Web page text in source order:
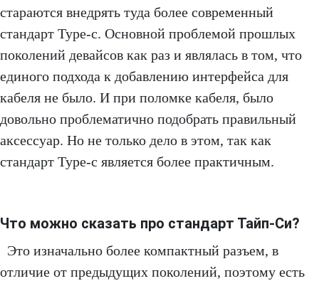
стараются внедрять туда более современный
стандарт Type-c. Основной проблемой прошлых
поколений девайсов как раз и являлась в том, что
единого подхода к добавлению интерфейса для
кабеля не было. И при поломке кабеля, было
довольно проблематично подобрать правильный
аксессуар. Но не только дело в этом, так как
стандарт Type-c является более практичным.
Что можно сказать про стандарт Тайп-Си?
Это изначально более компактный разъем, в
отличие от предыдущих поколений, поэтому есть